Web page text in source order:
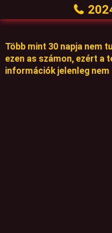
Több mint 30 napja nem
ezen as számon, ezért a
információk jelenleg